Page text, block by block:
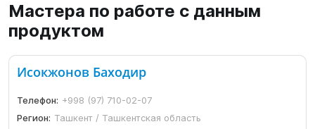
Мастера по работе с данным
продуктом
Исокжонов Баходир
Телефон: +998 (97) 710-02-07
Регион: Ташкент / Ташкентская область